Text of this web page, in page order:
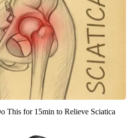
This for 15min to Relieve Sciatica